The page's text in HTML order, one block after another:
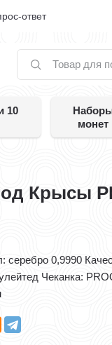
ответ
10
монет
Крысы
серебро 0,9990
Чеканка: